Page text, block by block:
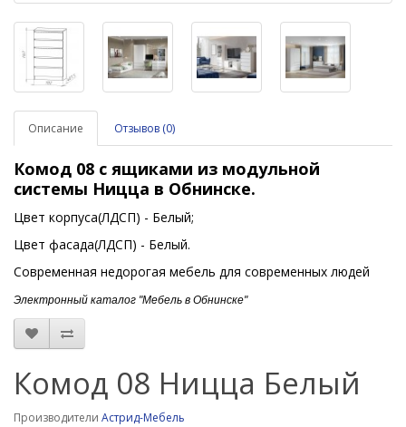
Описание Отзывов (0)
Комод 08 с ящиками из модульной
системы Ницца в Обнинске.
Цвет корпуса(ЛДСП) - Белый;
Цвет фасада(ЛДСП) - Белый.
Современная недорогая мебель для современных людей
Электронный каталог "Мебель в Обнинске"
Комод 08 Ницца Белый
Производители Астрид-Мебель